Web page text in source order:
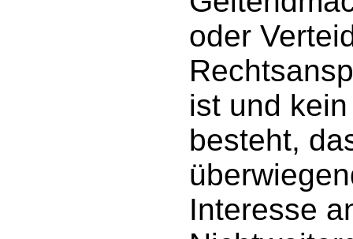
oder
ist und
besteht,
Interesse